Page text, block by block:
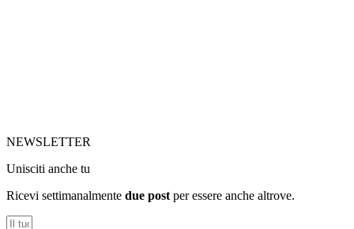
NEWSLETTER
Unisciti anche tu
Ricevi settimanalmente due post per essere anche altrove.